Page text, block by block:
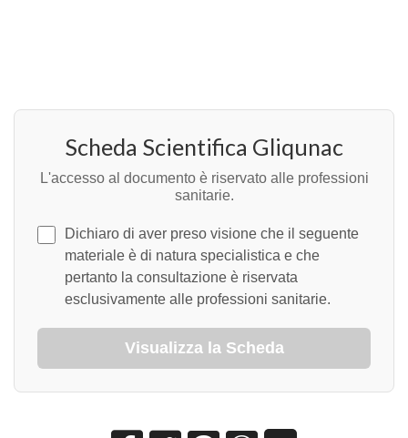
Scheda Scientifica Gliqunac
L'accesso al documento è riservato alle professioni
sanitarie.
Dichiaro di aver preso visione che il seguente
materiale è di natura specialistica e che
pertanto la consultazione è riservata
esclusivamente alle professioni sanitarie.
Visualizza la Scheda